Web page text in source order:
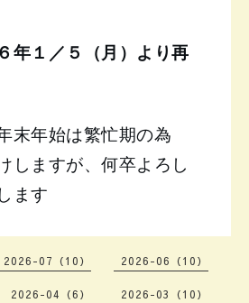
年１／５（月）より再
末年始は繁忙期の為
しますが、 何卒よろし
ます
2026-07（10） 2026-06（10）
2026-04（6） 2026-03（10）